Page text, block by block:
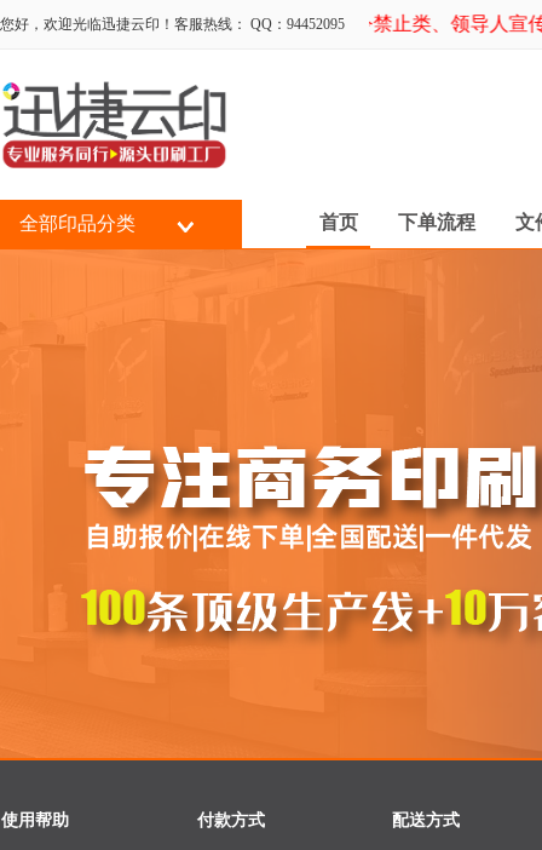
您好，欢迎光临迅捷云印！客服热线： QQ：94452095
警示拒接：时政类（反动、国家明令禁止类、领导人宣传
全部印品分类 首页 下单流程 文
使用帮助 付款方式 配送方式